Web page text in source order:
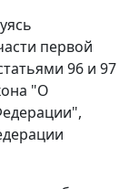
первой
96 и 97
"О